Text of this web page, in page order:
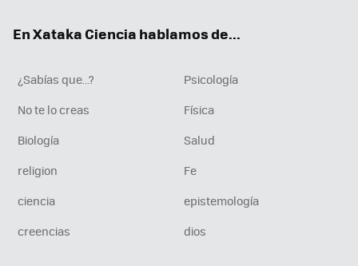
En Xataka Ciencia hablamos de...
¿Sabías que...?
Psicología
No te lo creas
Física
Biología
Salud
religion
Fe
ciencia
epistemología
creencias
dios